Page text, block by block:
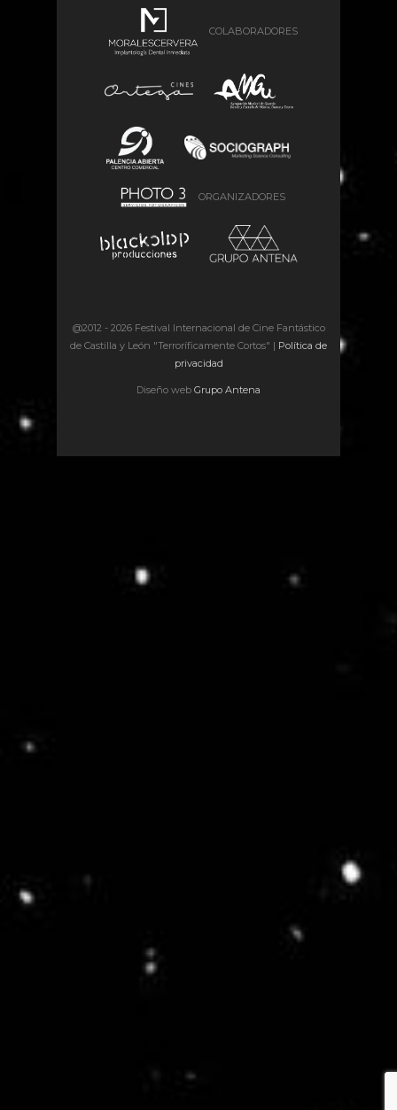
COLABORADORES
ORGANIZADORES
@2012 - 2026 Festival Internacional de Cine Fantástico
de Castilla y León "Terroríficamente Cortos" | Política de
privacidad
Diseño web Grupo Antena